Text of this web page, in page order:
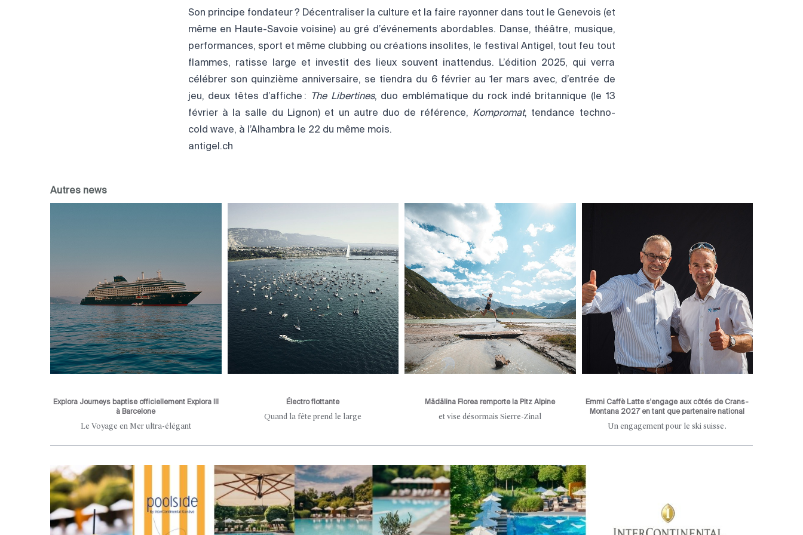
Son principe fondateur ? Décentraliser la culture et la faire rayonner dans tout le Genevois (et
même en Haute-Savoie voisine) au gré d’événements abordables. Danse, théâtre, musique,
performances, sport et même clubbing ou créations insolites, le festival Antigel, tout feu tout
flammes, ratisse large et investit des lieux souvent inattendus. L’édition 2025, qui verra
célébrer son quinzième anniversaire, se tiendra du 6 février au 1er mars avec, d’entrée de
jeu, deux têtes d’affiche :
The Libertines, duo emblématique du rock indé britannique (le 13
février à la salle du Lignon) et un autre duo de référence, Kompromat, tendance techno-
cold wave, à l’Alhambra le 22 du même mois.
antigel.ch
Autres news
Explora Journeys baptise officiellement Explora III
à Barcelone
Le Voyage en Mer ultra-élégant
Électro flottante
Quand la fête prend le large
Mădălina Florea remporte la Pitz Alpine
et vise désormais Sierre-Zinal
Emmi Caffè Latte s'engage aux côtés de Crans-
Montana 2027 en tant que partenaire national
Un engagement pour le ski suisse.